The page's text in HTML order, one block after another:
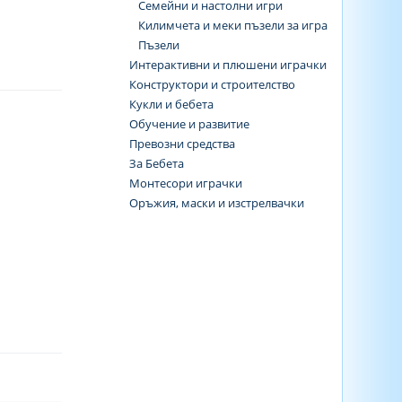
Семейни и настолни игри
Килимчета и меки пъзели за игра
Пъзели
Интерактивни и плюшени играчки
Конструктори и строителство
Кукли и бебета
Обучение и развитие
Превозни средства
За Бебета
Монтесори играчки
Оръжия, маски и изстрелвачки